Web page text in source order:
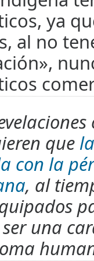
ya
al no
que
con la
, al
una